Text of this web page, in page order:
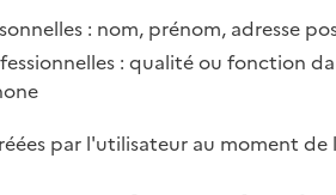
: nom, prénom, adresse
: qualité ou fonction
par l'utilisateur au moment